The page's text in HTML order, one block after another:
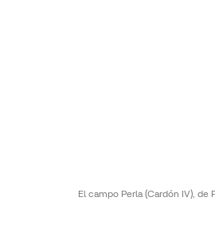
El campo Perla (Cardón IV), de